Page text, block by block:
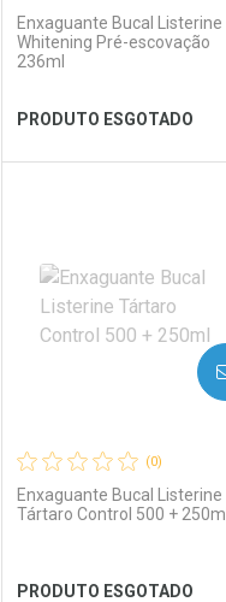
Ver Desconto Convênio
Enxaguante Bucal Listerine
Whitening Pré-escovação
236ml
PRODUTO ESGOTADO
Laboratório
Ver Desconto Convênio
Por Menos
(0)
Enxaguante Bucal Listerine
Tártaro Control 500 + 250ml
PRODUTO ESGOTADO
AVISE-ME